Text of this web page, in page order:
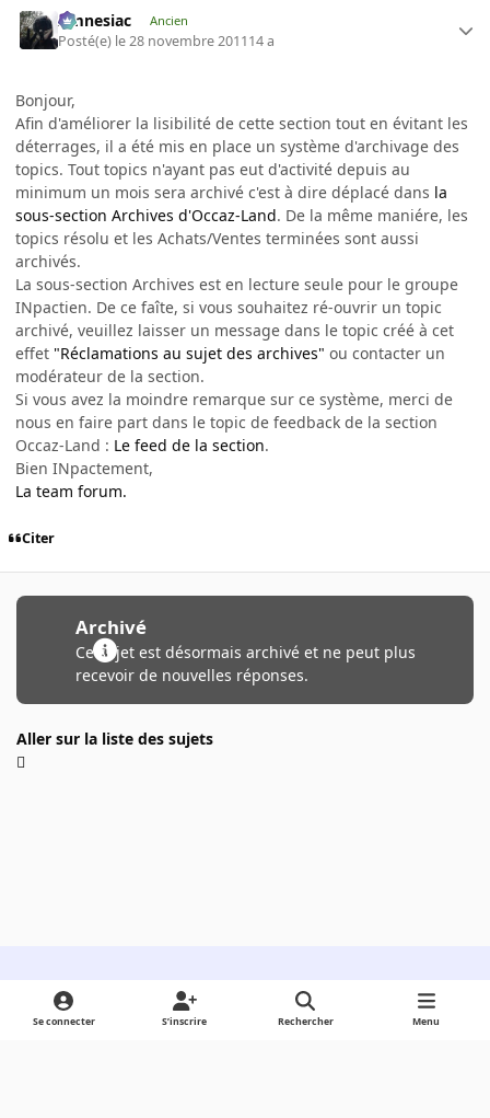
Amnesiac Ancien
Posté(e) le 28 novembre 201114 a
Bonjour,
Afin d'améliorer la lisibilité de cette section tout en évitant les
déterrages, il a été mis en place un système d'archivage des
topics. Tout topics n'ayant pas eut d'activité depuis au
minimum un mois sera archivé c'est à dire déplacé dans la
sous-section Archives d'Occaz-Land. De la même maniére, les
topics résolu et les Achats/Ventes terminées sont aussi
archivés.
La sous-section Archives est en lecture seule pour le groupe
INpactien. De ce faîte, si vous souhaitez ré-ouvrir un topic
archivé, veuillez laisser un message dans le topic créé à cet
effet "Réclamations au sujet des archives" ou contacter un
modérateur de la section.
Si vous avez la moindre remarque sur ce système, merci de
nous en faire part dans le topic de feedback de la section
Occaz-Land : Le feed de la section.
Bien INpactement,
La team forum.
Citer
Archivé
Ce sujet est désormais archivé et ne peut plus
recevoir de nouvelles réponses.
Aller sur la liste des sujets
Light ModeDark ModeSystem Preference
Se connecter S’inscrire Rechercher Menu